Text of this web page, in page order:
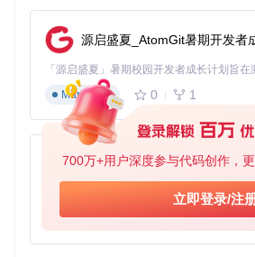
700万+用户深度参与代码创作，
立即登录/注
号
S90
5X3
X96-Ma
x+
完全支
4K@6
0Hz
S92
2X
Beelink
GT-King
完全支
持
4K@6
S90
CM311-
1
基本支
持
1080P
@60H
358
4K@6
0Hz
源启盛夏_AtomGit暑期开发者
Markdown
0 1
py-xiaozhi
Python
0 1